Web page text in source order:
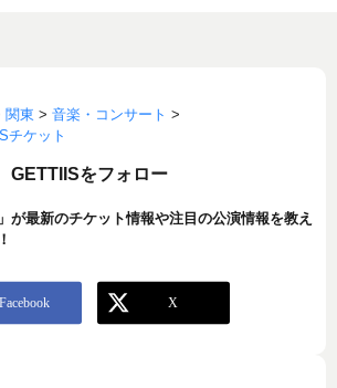
関東 > 音楽・コンサート >
チケット
GETTIISをフォロー
が最新のチケット情報や注目の公演情報を教え